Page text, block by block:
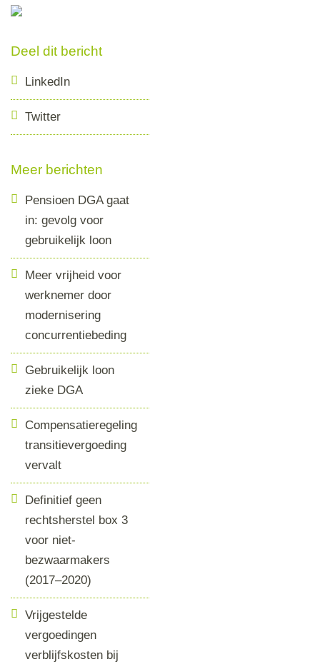
Deel dit bericht
LinkedIn
Twitter
Meer berichten
Pensioen DGA gaat
in: gevolg voor
gebruikelijk loon
Meer vrijheid voor
werknemer door
modernisering
concurrentiebeding
Gebruikelijk loon
zieke DGA
Compensatieregeling
transitievergoeding
vervalt
Definitief geen
rechtsherstel box 3
voor niet-
bezwaarmakers
(2017–2020)
Vrijgestelde
vergoedingen
verblijfskosten bij